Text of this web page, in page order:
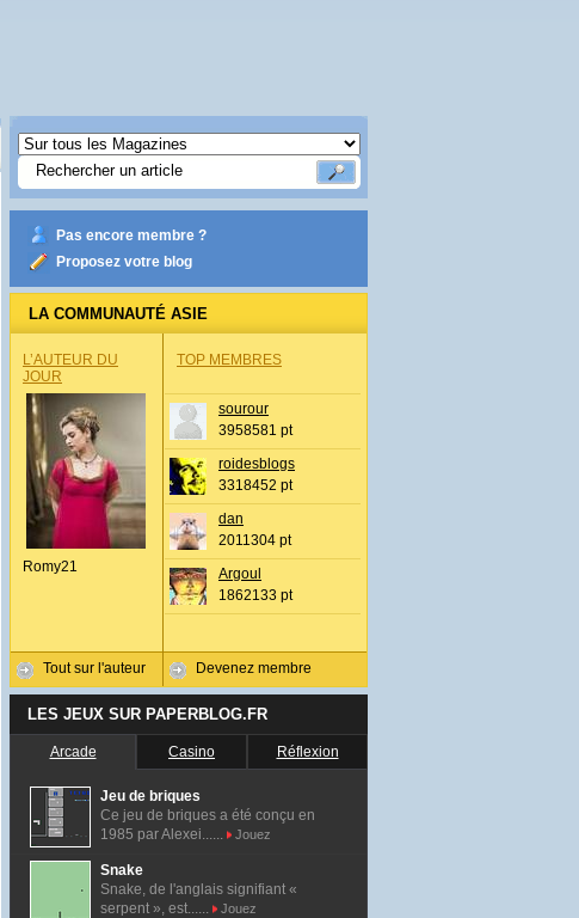
Pas encore membre ?
Proposez votre blog
LA COMMUNAUTÉ ASIE
L’AUTEUR DU
JOUR
Romy21
Tout sur l'auteur
TOP MEMBRES
sourour
3958581 pt
roidesblogs
3318452 pt
dan
2011304 pt
Argoul
1862133 pt
Devenez membre
LES JEUX SUR PAPERBLOG.FR
Arcade Casino Réflexion
Jeu de briques
Ce jeu de briques a été conçu en
1985 par Alexei......
Jouez
Snake
Snake, de l'anglais signifiant «
serpent », est......
Jouez